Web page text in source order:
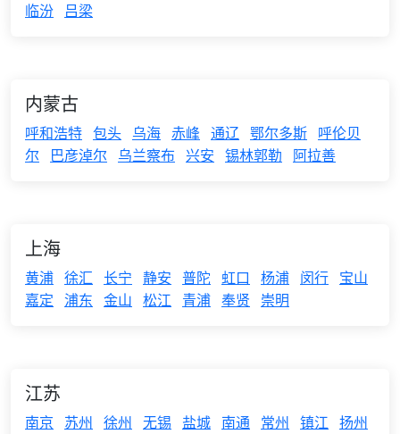
临汾 吕梁
内蒙古
呼和浩特 包头 乌海 赤峰 通辽 鄂尔多斯 呼伦贝
尔
巴彦淖尔 乌兰察布 兴安 锡林郭勒 阿拉善
上海
黄浦 徐汇 长宁 静安 普陀 虹口 杨浦 闵行 宝山
嘉定 浦东 金山 松江 青浦 奉贤 崇明
江苏
南京 苏州 徐州 无锡 盐城 南通 常州 镇江 扬州